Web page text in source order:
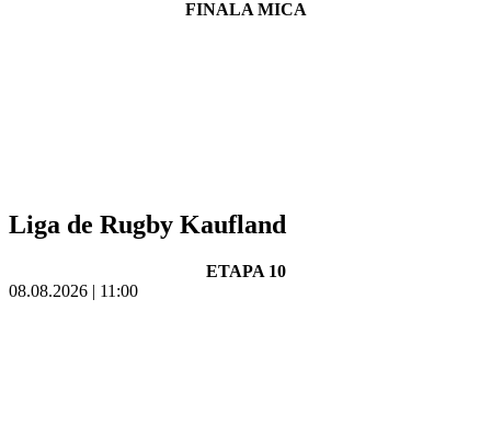
FINALA MICA
Liga de Rugby Kaufland
ETAPA 10
08.08.2026 | 11:00